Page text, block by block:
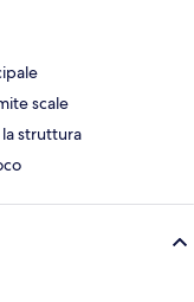
scale
struttura